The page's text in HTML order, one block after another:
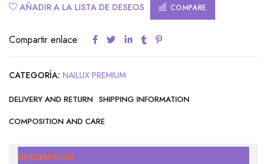
AÑADIR A LA LISTA DE DESEOS COMPARE
Compartir enlace
CATEGORÍA: NAILUX PREMIUM
DELIVERY AND RETURN SHIPPING INFORMATION
COMPOSITION AND CARE
DESCRIPCIÓN